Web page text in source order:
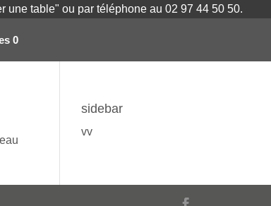
une table" ou par téléphone au 02 97 44 50 50.
0
sidebar
vv